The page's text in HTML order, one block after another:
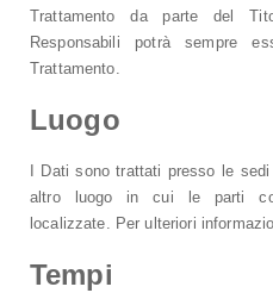
Trattamento da parte del
Responsabili potrà sempre
Trattamento.
Luogo
I Dati sono trattati presso le
altro luogo in cui le parti
localizzate. Per ulteriori
Tempi